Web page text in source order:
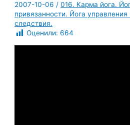
2007-10-06/016. Карма йога.
привязанности. Йога
следствия.
Оценили: 664